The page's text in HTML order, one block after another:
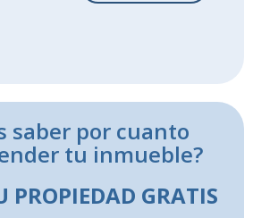
saber por cuanto
tu inmueble?
PROPIEDAD GRATIS